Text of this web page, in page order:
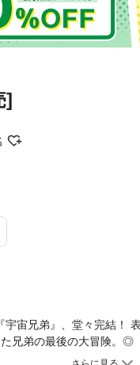
]
宙兄弟』、堂々完結！
兄弟の最後の大冒険。◎
に発売予定！ ◎ 『ツイス